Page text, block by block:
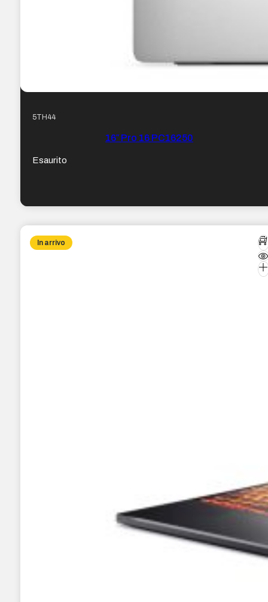
5TH44
16″ Pro 16 PC16250
Esaurito
In arrivo